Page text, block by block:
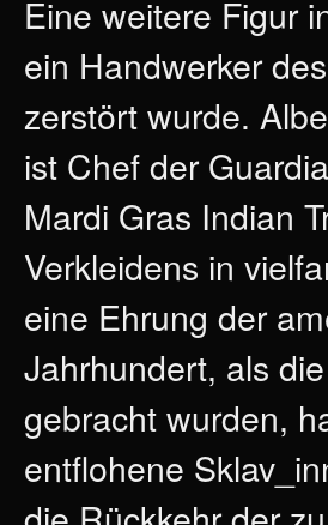
Eine weitere Figur
ein Handwerker
zerstört wurde.
ist Chef der
Mardi Gras Indian
Verkleidens in
eine Ehrung der
Jahrhundert, als
gebracht wurden,
entflohene